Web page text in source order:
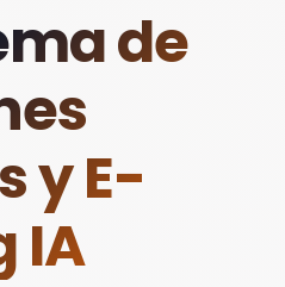
de
y E-
IA